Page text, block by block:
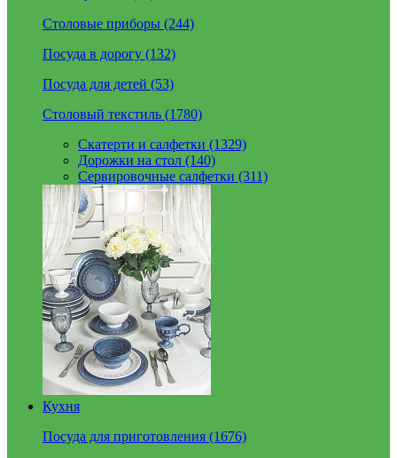
Столовые приборы (244)
Посуда в дорогу (132)
Посуда для детей (53)
Столовый текстиль (1780)
Скатерти и салфетки (1329)
Дорожки на стол (140)
Сервировочные салфетки (311)
Кухня
Посуда для приготовления (1676)